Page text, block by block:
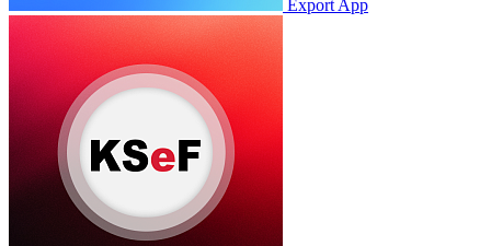
Export App